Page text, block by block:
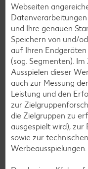
Hier findest du eine
deiner Filiale, die
Webseiten
und Ihre genauen
Speichern von und/
auf Ihren
(sog. Segmenten).
Ausspielen dieser
auch zur Messung
Leistung und den
zur
die Zielgruppen zu
ausgespielt wird),
sowie zur
Werbeausspielungen.